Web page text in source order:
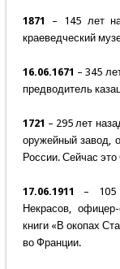
1871 – 145 лет
краеведческий
16.06.1671 – 345
предводитель
1721 – 295 лет
оружейный завод,
России. Сейчас
17.06.1911 – 105
Некрасов,
книги «В окопах
во Франции.